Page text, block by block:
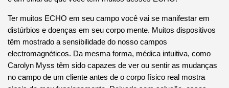
Ter muitos ECHO em seu campo você vai se manifestar em
distúrbios e doenças em seu corpo mente. Muitos dispositivos
têm mostrado a sensibilidade do nosso campos
electromagnéticos. Da mesma forma, médica intuitiva, como
Carolyn Myss têm sido capazes de ver ou sentir as mudanças
no campo de um cliente antes de o corpo físico real mostra